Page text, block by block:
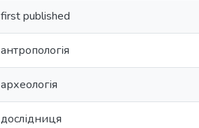
first published
антропологія
археологія
дослідниця